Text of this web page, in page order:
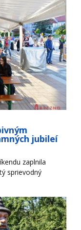
jubileí
zaplnila
sprievodný